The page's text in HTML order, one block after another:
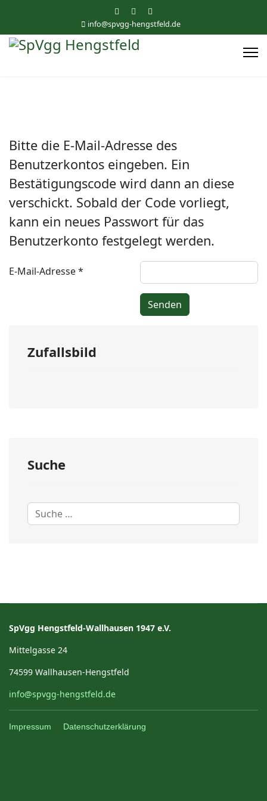
info@spvgg-hengstfeld.de
Bitte die E-Mail-Adresse des
Benutzerkontos eingeben. Ein
Bestätigungscode wird dann an diese
verschickt. Sobald der Code vorliegt,
kann ein neues Passwort für das
Benutzerkonto festgelegt werden.
E-Mail-Adresse*
Senden
Zufallsbild
Suche
Suchen
SpVgg Hengstfeld-Wallhausen 1947 e.V.
Mittelgasse 24
74599 Wallhausen-Hengstfeld
info@spvgg-hengstfeld.de
Impressum Datenschutzerklärung